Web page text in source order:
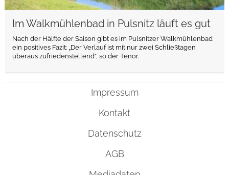
Im Walkmühlenbad in Pulsnitz läuft es gut
Nach der Hälfte der Saison gibt es im Pulsnitzer Walkmühlenbad
ein positives Fazit: „Der Verlauf ist mit nur zwei Schließtagen
überaus zufriedenstellend“, so der Tenor.
Impressum
Kontakt
Datenschutz
AGB